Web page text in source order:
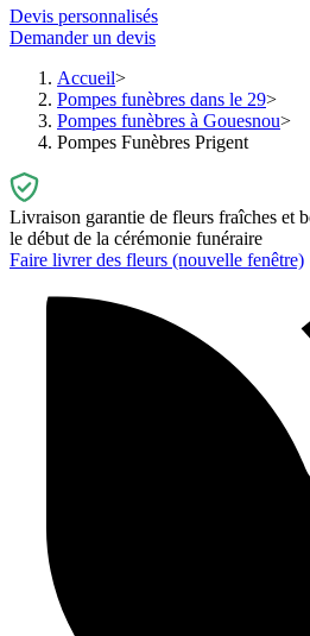
Devis personnalisés
Demander un devis
Accueil
Pompes funèbres dans le 29
Pompes funèbres à Gouesnou
Pompes Funèbres Prigent
Livraison garantie de fleurs fraîches et
le début de la cérémonie funéraire
Faire livrer des fleurs (nouvelle fenêtre)